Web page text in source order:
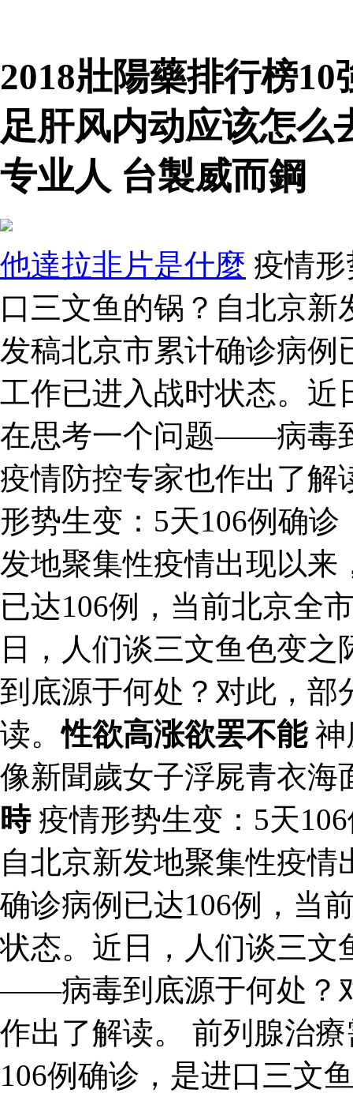
2018壯陽藥排行榜
足肝风内动应该怎么
专业人 台製威而鋼
他達拉非片是什麼 疫情
口三文鱼的锅？自北京
发稿北京市累计确诊病例
工作已进入战时状态。近
在思考一个问题——病毒
疫情防控专家也作出了解
形势生变：5天106例确
发地聚集性疫情出现以来
已达106例，当前北京全
日，人们谈三文鱼色变
到底源于何处？对此，部
读。性欲高涨欲罢不能神
像新聞歲女子浮屍青衣海
時疫情形势生变：5天
自北京新发地聚集性疫
确诊病例已达106例，当
状态。近日，人们谈三文
——病毒到底源于何处？
作出了解读。 前列腺治
106例确诊，是进口三文